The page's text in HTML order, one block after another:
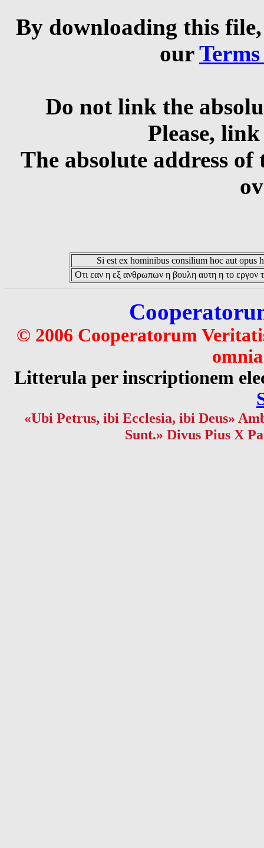
By downloading this
our
Do not link the
Please,
The absolute address
Si est ex hominibus consilium hoc aut opus
Οτι εαν η εξ ανθρωπων η βουλη αυτη η το εργον
© 2006 Cooperatorum
Litterula per inscriptionem
«Ubi Petrus, ibi Ecclesia, ibi Deus»
Sunt.» Divus Pius X